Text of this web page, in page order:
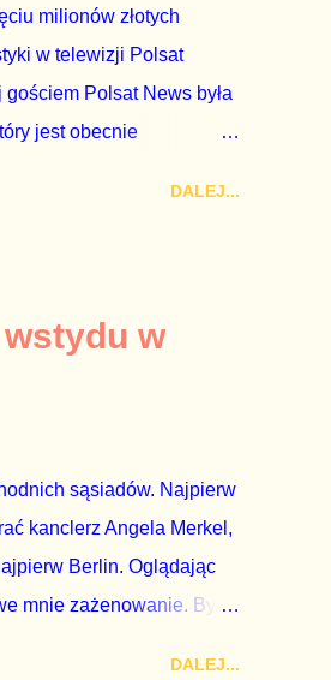
milionów złotych
w telewizji Polsat
Polsat News była
jest obecnie
partii Jarosława
przed
PiS wysłali Agencję
DALEJ...
w
sąsiadów. Najpierw
kanclerz Angela Merkel,
Berlin. Oglądając
mnie zażenowanie. Było
DALEJ...